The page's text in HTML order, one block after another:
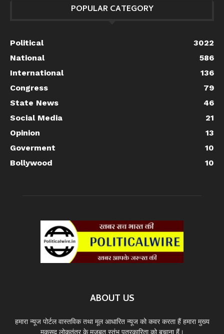
POPULAR CATEGORY
Political
3022
National
586
International
136
Congress
79
State News
46
Social Media
21
Opinion
13
Goverment
10
Bollywood
10
ABOUT US
हमारा न्यूज पोर्टल वास्तविक तथा मूल आधारित न्यूज को कवर करता हैं हमारा मुख्य
मकसद लोकतंत्र के मजबूत स्तंभ पत्रकारिता को बचाना हैं।